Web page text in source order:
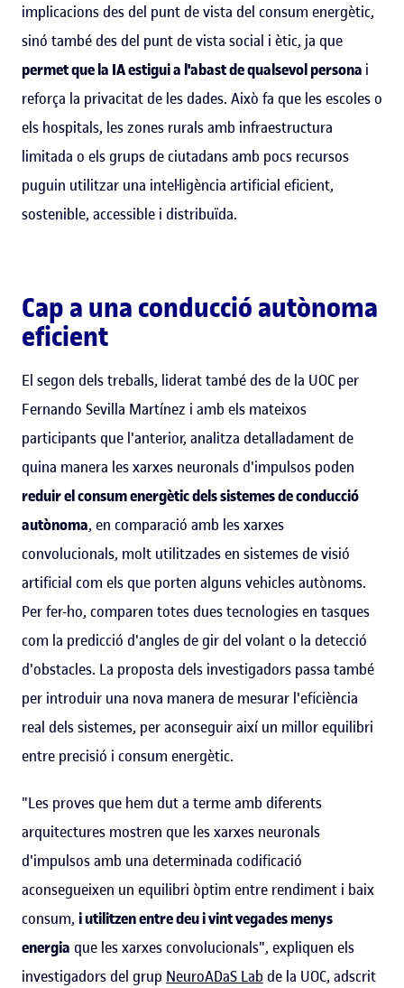
implicacions des del punt de vista del consum energètic,
sinó també des del punt de vista social i ètic, ja que
permet que la IA estigui a l'abast de qualsevol persona i
reforça la privacitat de les dades. Això fa que les escoles o
els hospitals, les zones rurals amb infraestructura
limitada o els grups de ciutadans amb pocs recursos
puguin utilitzar una intel·ligència artificial eficient,
sostenible, accessible i distribuïda.
Cap a una conducció autònoma
eficient
El segon dels treballs, liderat també des de la UOC per
Fernando Sevilla Martínez i amb els mateixos
participants que l'anterior, analitza detalladament de
quina manera les xarxes neuronals d'impulsos poden
reduir el consum energètic dels sistemes de conducció
autònoma, en comparació amb les xarxes
convolucionals, molt utilitzades en sistemes de visió
artificial com els que porten alguns vehicles autònoms.
Per fer-ho, comparen totes dues tecnologies en tasques
com la predicció d'angles de gir del volant o la detecció
d'obstacles. La proposta dels investigadors passa també
per introduir una nova manera de mesurar l'eficiència
real dels sistemes, per aconseguir així un millor equilibri
entre precisió i consum energètic.
"Les proves que hem dut a terme amb diferents
arquitectures mostren que les xarxes neuronals
d'impulsos amb una determinada codificació
aconsegueixen un equilibri òptim entre rendiment i baix
consum, i utilitzen entre deu i vint vegades menys
energia que les xarxes convolucionals", expliquen els
investigadors del grup NeuroADaS Lab de la UOC, adscrit